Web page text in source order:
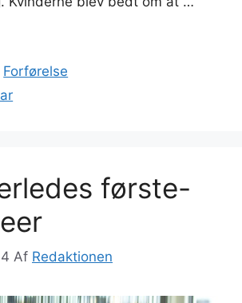
Forførelse
første-
Af Redaktionen